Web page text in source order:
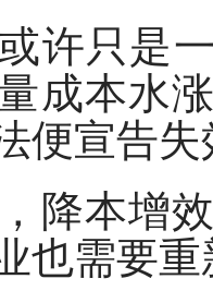
许只是
成本水
便宣告失
降本增
也需要